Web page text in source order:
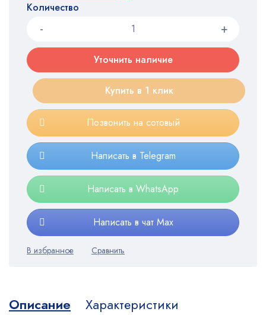
Количество
Уточнить наличие
Купить в 1 клик
Позвонить на сотовый
Написать в Telegram
Написать в WhatsApp
Написать в чат Max
Описание
Характеристики